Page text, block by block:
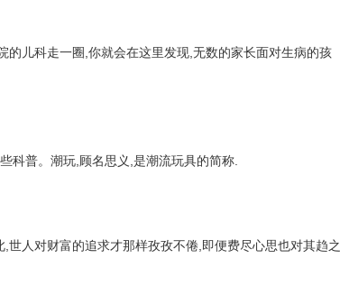
儿科走一圈,你就会在这里发现,无数的家长面对生病的孩
科普。潮玩,顾名思义,是潮流玩具的简称.
世人对财富的追求才那样孜孜不倦,即便费尽心思也对其趋之